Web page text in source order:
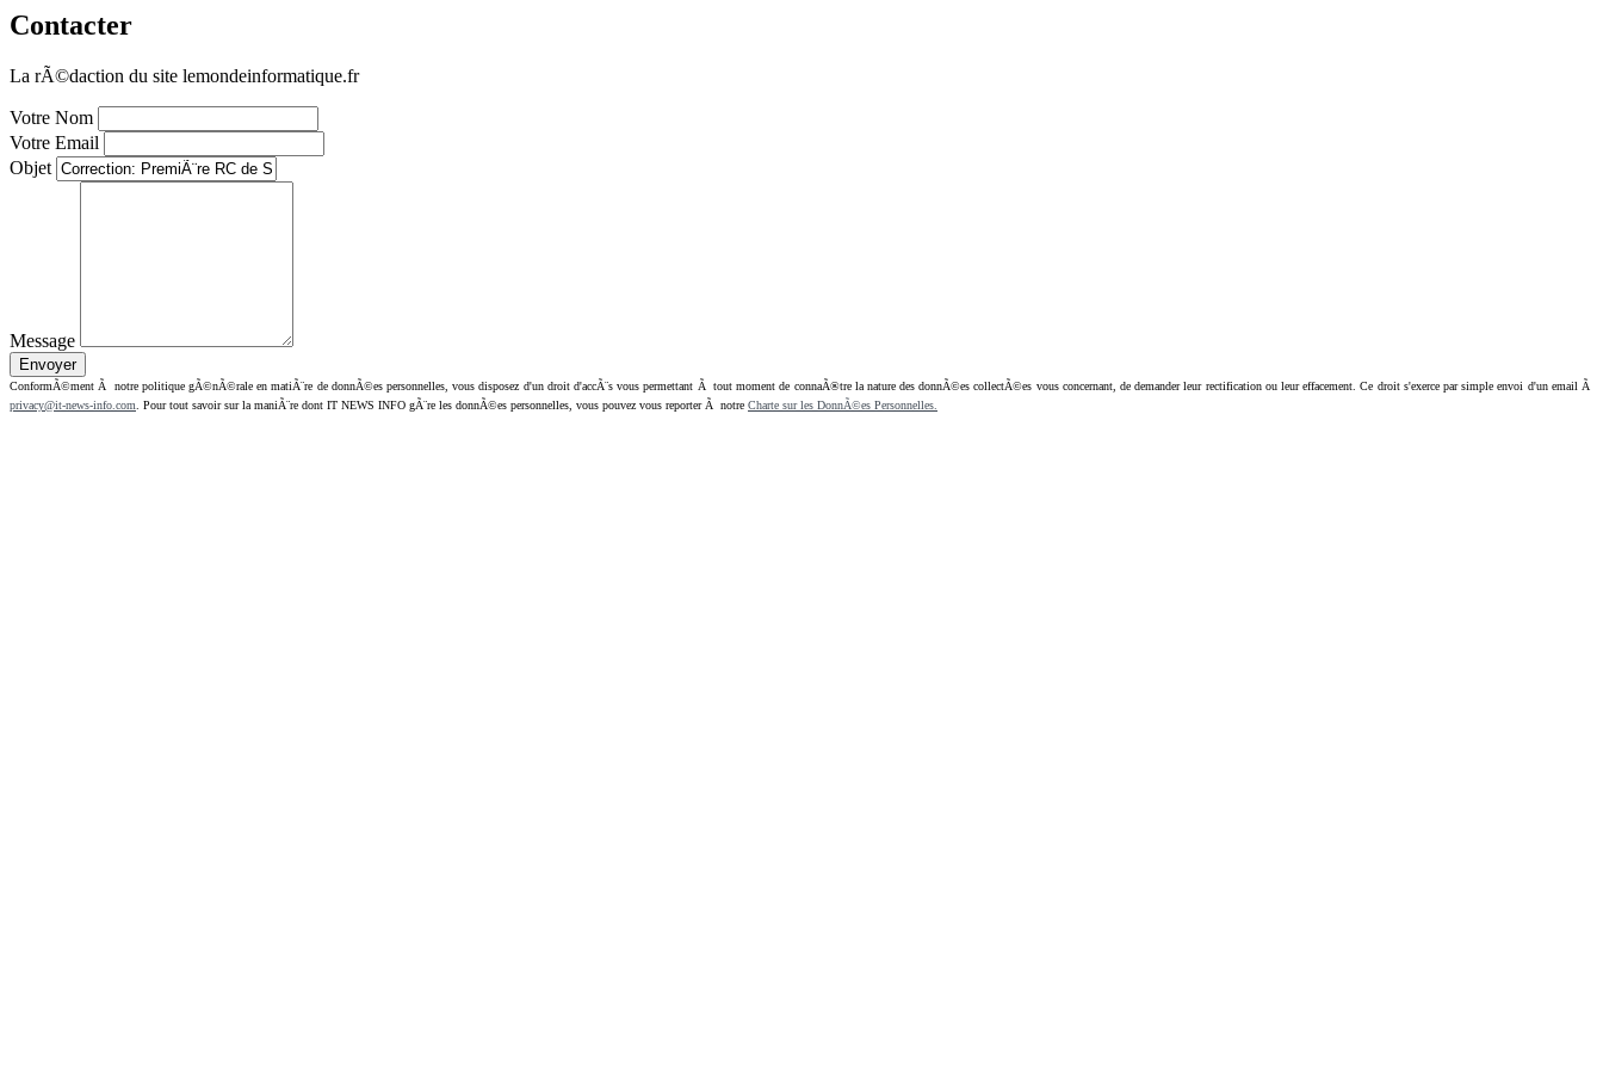
Contacter
La rÃ©daction du site lemondeinformatique.fr
Votre Nom
Votre Email
Objet
Message
ConformÃ©ment Ã notre politique gÃ©nÃ©rale en matiÃ¨re de donnÃ©es personnelles, vous disposez d'un droit d'accÃ¨s vous permettant Ã tout moment de connaÃ®tre la nature des donnÃ©es collectÃ©es vous concernant, de demander leur rectification ou leur effacement. Ce droit s'exerce par simple envoi d'un email Ã
privacy@it-news-info.com . Pour tout savoir sur la maniÃ¨re dont IT NEWS INFO gÃ¨re les donnÃ©es personnelles, vous pouvez vous reporter Ã notre Charte sur les DonnÃ©es Personnelles.